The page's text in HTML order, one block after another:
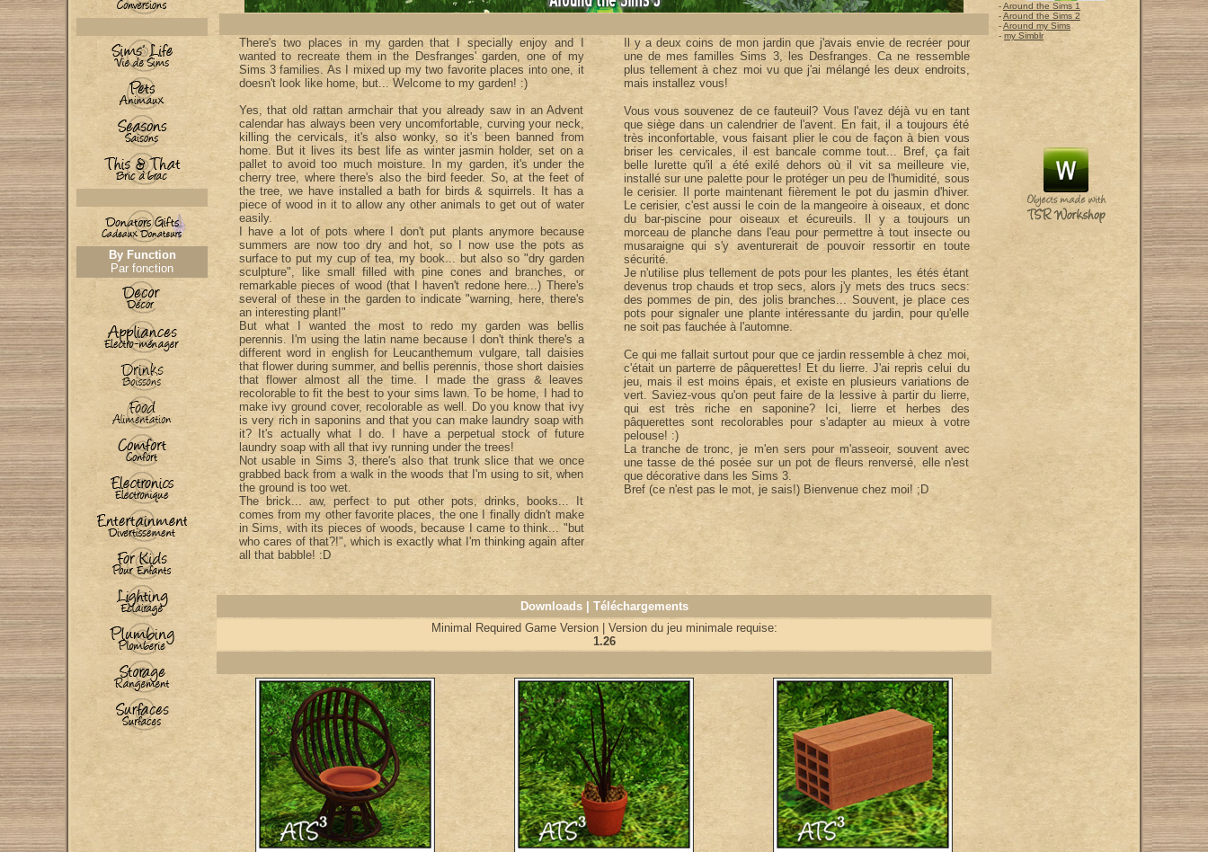
By Function
Par fonction
There's two places in my garden that I specially enjoy and I
wanted to recreate them in the Desfranges' garden, one of my
Sims 3 families. As I mixed up my two favorite places into one, it
doesn't look like home, but... Welcome to my garden! :)
Yes, that old rattan armchair that you already saw in an Advent
calendar has always been very uncomfortable, curving your neck,
killing the cervicals, it's also wonky, so it's been banned from
home. But it lives its best life as winter jasmin holder, set on a
pallet to avoid too much moisture. In my garden, it's under the
cherry tree, where there's also the bird feeder. So, at the feet of
the tree, we have installed a bath for birds & squirrels. It has a
piece of wood in it to allow any other animals to get out of water
easily.
I have a lot of pots where I don't put plants anymore because
summers are now too dry and hot, so I now use the pots as
surface to put my cup of tea, my book... but also so "dry garden
sculpture", like small filled with pine cones and branches, or
remarkable pieces of wood (that I haven't redone here...) There's
several of these in the garden to indicate "warning, here, there's
an interesting plant!"
But what I wanted the most to redo my garden was bellis
perennis. I'm using the latin name because I don't think there's a
different word in english for Leucanthemum vulgare, tall daisies
that flower during summer, and bellis perennis, those short daisies
that flower almost all the time. I made the grass & leaves
recolorable to fit the best to your sims lawn. To be home, I had to
make ivy ground cover, recolorable as well. Do you know that ivy
is very rich in saponins and that you can make laundry soap with
it? It's actually what I do. I have a perpetual stock of future
laundry soap with all that ivy running under the trees!
Not usable in Sims 3, there's also that trunk slice that we once
grabbed back from a walk in the woods that I'm using to sit, when
the ground is too wet.
The brick... aw, perfect to put other pots, drinks, books... It
comes from my other favorite places, the one I finally didn't make
in Sims, with its pieces of woods, because I came to think... "but
who cares of that?!", which is exactly what I'm thinking again after
all that babble! :D
Il y a deux coins de mon jardin que j'avais envie de recréer pour
une de mes familles Sims 3, les Desfranges. Ca ne ressemble
plus tellement à chez moi vu que j'ai mélangé les deux endroits,
mais installez vous!
Vous vous souvenez de ce fauteuil? Vous l'avez déjà vu en tant
que siège dans un calendrier de l'avent. En fait, il a toujours été
très inconfortable, vous faisant plier le cou de façon à bien vous
briser les cervicales, il est bancale comme tout... Bref, ça fait
belle lurette qu'il a été exilé dehors où il vit sa meilleure vie,
installé sur une palette pour le protéger un peu de l'humidité, sous
le cerisier. Il porte maintenant fièrement le pot du jasmin d'hiver.
Le cerisier, c'est aussi le coin de la mangeoire à oiseaux, et donc
du bar-piscine pour oiseaux et écureuils. Il y a toujours un
morceau de planche dans l'eau pour permettre à tout insecte ou
musaraigne qui s'y aventurerait de pouvoir ressortir en toute
sécurité.
Je n'utilise plus tellement de pots pour les plantes, les étés étant
devenus trop chauds et trop secs, alors j'y mets des trucs secs:
des pommes de pin, des jolis branches... Souvent, je place ces
pots pour signaler une plante intéressante du jardin, pour qu'elle
ne soit pas fauchée à l'automne.
Ce qui me fallait surtout pour que ce jardin ressemble à chez moi,
c'était un parterre de pâquerettes! Et du lierre. J'ai repris celui du
jeu, mais il est moins épais, et existe en plusieurs variations de
vert. Saviez-vous qu'on peut faire de la lessive à partir du lierre,
qui est très riche en saponine? Ici, lierre et herbes des
pâquerettes sont recolorables pour s'adapter au mieux à votre
pelouse! :)
La tranche de tronc, je m'en sers pour m'asseoir, souvent avec
une tasse de thé posée sur un pot de fleurs renversé, elle n'est
que décorative dans les Sims 3.
Bref (ce n'est pas le mot, je sais!) Bienvenue chez moi! ;D
Downloads | Téléchargements
Minimal Required Game Version | Version du jeu minimale requise:
1.26
-Around the Sims 1
-Around the Sims 2
-Around my Sims
- my Simblr